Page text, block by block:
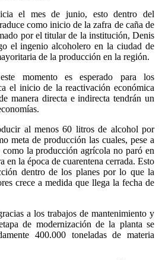
el mes de junio, esto dentro del
como inicio de la zafra de caña de
por el titular de la institución, Denis
el ingenio alcoholero en la ciudad de
de la producción en la región.
momento es esperado para los
el inicio de la reactivación económica
manera directa e indirecta tendrán un
al menos 60 litros de alcohol por
meta de producción las cuales, pese a
la producción agrícola no paró en
en la época de cuarentena cerrada. Esto
dentro de los planes por lo que la
crece a medida que llega la fecha de
a los trabajos de mantenimiento y
de modernización de la planta se
400.000 toneladas de materia